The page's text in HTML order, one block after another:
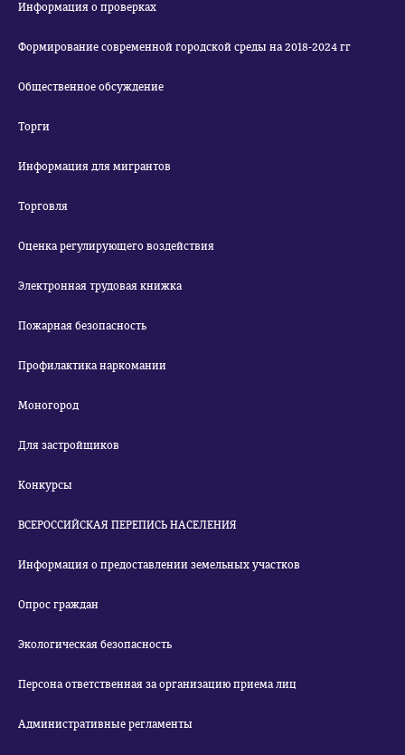
Информация о проверках
Формирование современной городской среды на 2018-2024 гг
Общественное обсуждение
Торги
Информация для мигрантов
Торговля
Оценка регулирующего воздействия
Электронная трудовая книжка
Пожарная безопасность
Профилактика наркомании
Моногород
Для застройщиков
Конкурсы
ВСЕРОССИЙСКАЯ ПЕРЕПИСЬ НАСЕЛЕНИЯ
Информация о предоставлении земельных участков
Опрос граждан
Экологическая безопасность
Персона ответственная за организацию приема лиц
Административные регламенты